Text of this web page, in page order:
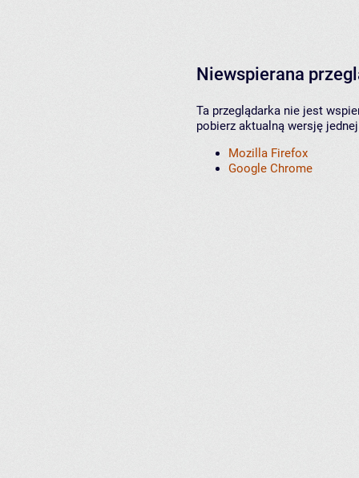
Niewspierana
Ta przeglądarka nie jest
pobierz aktualną wersję
Mozilla Firefox
Google Chrome